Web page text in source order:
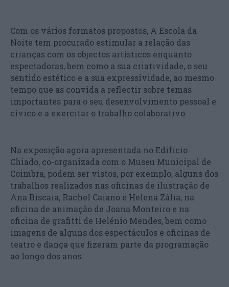
Com os vários formatos propostos, A Escola da
Noite tem procurado estimular a relação das
crianças com os objectos artísticos enquanto
espectadoras, bem como a sua criatividade, o seu
sentido estético e a sua expressividade, ao mesmo
tempo que as convida a reflectir sobre temas
importantes para o seu desenvolvimento pessoal e
cívico e a exercitar o trabalho colaborativo.
Na exposição agora apresentada no Edifício
Chiado, co-organizada com o Museu Municipal de
Coimbra, podem ser vistos, por exemplo, alguns dos
trabalhos realizados nas oficinas de ilustração de
Ana Biscaia, Rachel Caiano e Helena Zália, na
oficina de animação de Joana Monteiro e na
oficina de grafitti de Helénio Mendes, bem como
imagens de alguns dos espectáculos e oficinas de
teatro e dança que fizeram parte da programação
ao longo dos anos.